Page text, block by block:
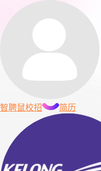
智聘鼠校招 简历